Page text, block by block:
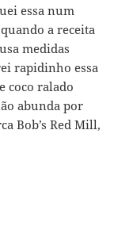
essa num
a receita
medidas
rapidinho essa
coco ralado
abunda por
Bob’s Red Mill,